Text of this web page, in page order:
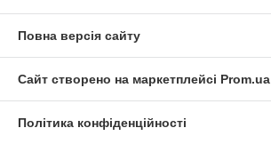
Повна версія сайту
Сайт створено на маркетплейсі Prom.ua
Політика конфіденційності